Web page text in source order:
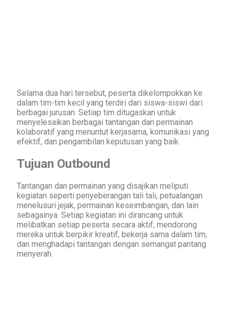
Selama dua hari tersebut, peserta dikelompokkan ke
dalam tim-tim kecil yang terdiri dari siswa-siswi dari
berbagai jurusan. Setiap tim ditugaskan untuk
menyelesaikan berbagai tantangan dan permainan
kolaboratif yang menuntut kerjasama, komunikasi yang
efektif, dan pengambilan keputusan yang baik.
Tujuan Outbound
Tantangan dan permainan yang disajikan meliputi
kegiatan seperti penyeberangan tali tali, petualangan
menelusuri jejak, permainan keseimbangan, dan lain
sebagainya. Setiap kegiatan ini dirancang untuk
melibatkan setiap peserta secara aktif, mendorong
mereka untuk berpikir kreatif, bekerja sama dalam tim,
dan menghadapi tantangan dengan semangat pantang
menyerah.